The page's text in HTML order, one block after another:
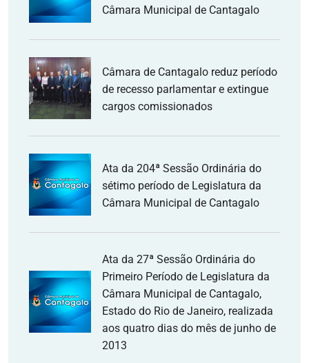
Câmara Municipal de Cantagalo
Câmara de Cantagalo reduz período
de recesso parlamentar e extingue
cargos comissionados
Ata da 204ª Sessão Ordinária do
sétimo período de Legislatura da
Câmara Municipal de Cantagalo
Ata da 27ª Sessão Ordinária do
Primeiro Período de Legislatura da
Câmara Municipal de Cantagalo,
Estado do Rio de Janeiro, realizada
aos quatro dias do mês de junho de
2013